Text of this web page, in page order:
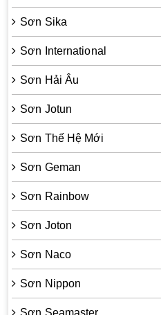
Sơn Sika
Sơn International
Sơn Hải Âu
Sơn Jotun
Sơn Thế Hệ Mới
Sơn Geman
Sơn Rainbow
Sơn Joton
Sơn Naco
Sơn Nippon